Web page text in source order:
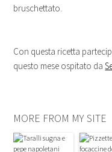
bruschettato.
Con questa ricetta
questo mese ospitato da
MORE FROM MY SITE